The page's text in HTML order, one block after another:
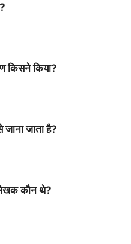
किसने किया?
जाता है?
कौन थे?